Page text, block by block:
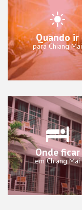
Quando ir
para Chiang Mai
Onde ficar
em Chiang Mai